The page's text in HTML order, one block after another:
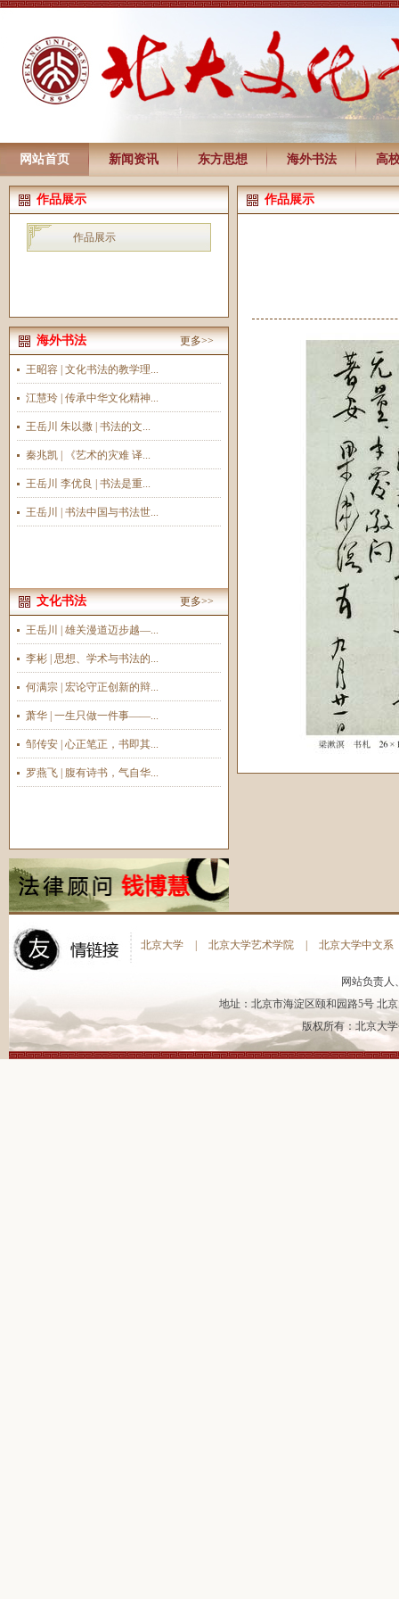
网站首页 新闻资讯 东方思想 海外书法 高
作品展示
作品展示
海外书法 更多>>
王昭容 | 文化书法的教学理...
江慧玲 | 传承中华文化精神...
王岳川 朱以撒 | 书法的文...
秦兆凯 | 《艺术的灾难 译...
王岳川 李优良 | 书法是重...
王岳川 | 书法中国与书法世...
文化书法 更多>>
王岳川 | 雄关漫道迈步越—...
李彬 | 思想、学术与书法的...
何满宗 | 宏论守正创新的辩...
萧华 | 一生只做一件事——...
邹传安 | 心正笔正，书即其...
罗燕飞 | 腹有诗书，气自华...
作品展示
北京大学 北京大学艺术学院 北京大学中文系
网站负责
地址：北京市海淀区颐和园路5号 北
版权所有：北京大